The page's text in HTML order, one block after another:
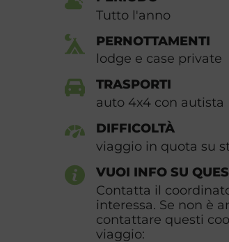
Tutto l'anno
PERNOTTAMENTI
lodge e case private
TRASPORTI
auto 4x4 con autista
DIFFICOLTÀ
viaggio in quota su
VUOI INFO SU
Contatta il
interessa. Se non è
contattare questi
viaggio: